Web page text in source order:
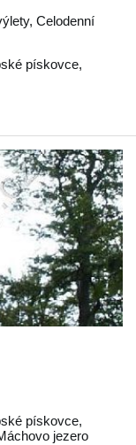
Celodenní
pískovce,
pískovce,
jezero